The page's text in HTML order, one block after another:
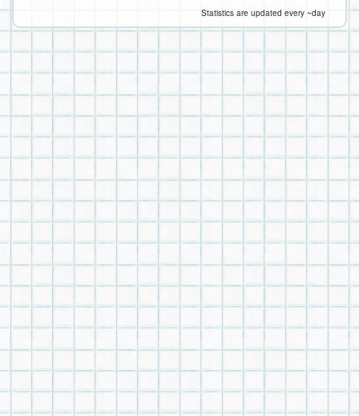
Statistics are updated every ~day